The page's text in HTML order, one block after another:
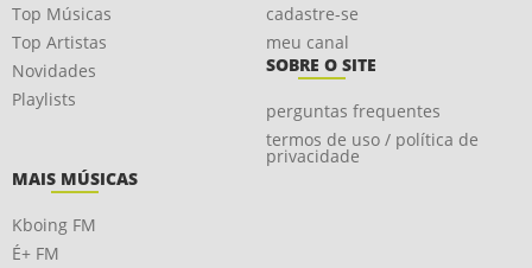
Top Músicas
Top Artistas
Novidades
Playlists
cadastre-se
meu canal
SOBRE O SITE
perguntas frequentes
termos de uso / política de
privacidade
MAIS MÚSICAS
Kboing FM
É+ FM